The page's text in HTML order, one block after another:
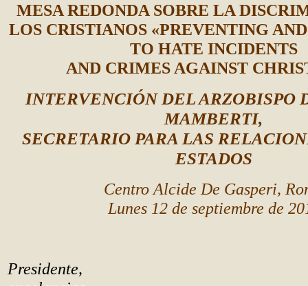
MESA REDONDA SOBRE LA
LOS CRISTIANOS «PREVENTING
TO HATE INCIDENTS
AND CRIMES AGAINST
INTERVENCIÓN DEL ARZOBISPO
MAMBERTI,
SECRETARIO PARA LAS
ESTADOS
Centro Alcide De Gasperi,
Lunes 12 de septiembre de
Presidente,